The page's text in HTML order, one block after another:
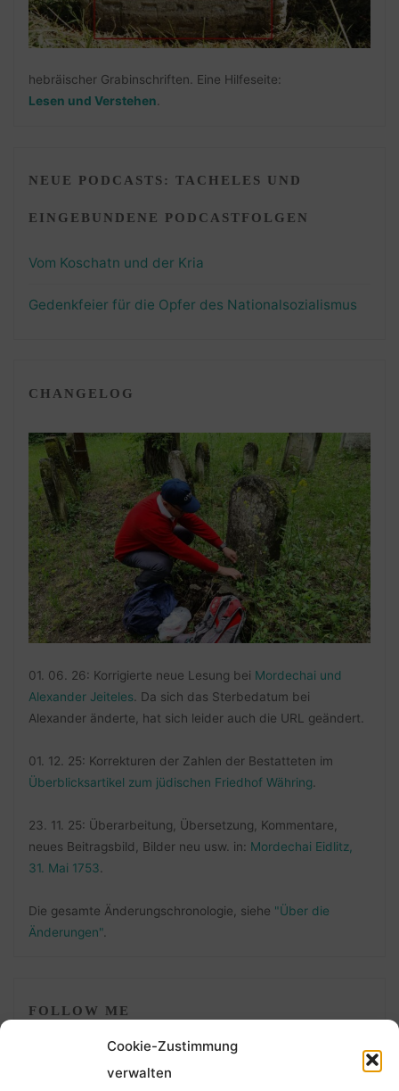
Cookie-Zustimmung
verwalten
hebräischer Grabinschriften. Eine Hilfeseite:
Lesen und Verstehen.
NEUE PODCASTS: TACHELES UND
EINGEBUNDENE PODCASTFOLGEN
Vom Koschatn und der Kria
Gedenkfeier für die Opfer des Nationalsozialismus
CHANGELOG
01. 06. 26: Korrigierte neue Lesung bei Mordechai und
Alexander Jeiteles . Da sich das Sterbedatum bei
Alexander änderte, hat sich leider auch die URL geändert.
01. 12. 25: Korrekturen der Zahlen der Bestatteten im
Überblicksartikel zum jüdischen Friedhof Währing
23. 11. 25: Überarbeitung, Übersetzung, Kommentare,
neues Beitragsbild, Bilder neu usw. in: Mordechai Eidlitz,
31. Mai 1753
Die gesamte Änderungschronologie, siehe "Über die
Änderungen".
FOLLOW ME